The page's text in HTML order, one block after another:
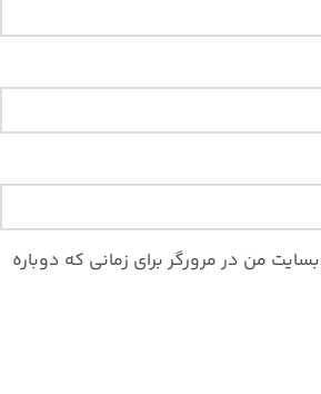
من در مرورگر برای زمانی که دوباره